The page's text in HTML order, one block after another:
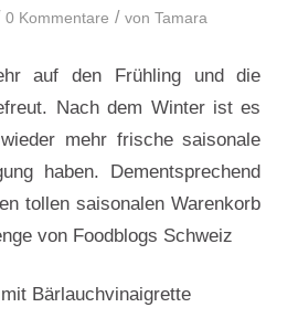
0 Kommentare / von Tamara
auf den Frühling und die
Nach dem Winter ist es
mehr frische saisonale
haben. Dementsprechend
tollen saisonalen Warenkorb
von Foodblogs Schweiz